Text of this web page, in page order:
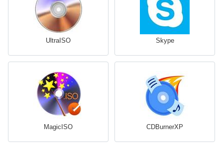
UltraISO Skype
MagicISO CDBurnerXP